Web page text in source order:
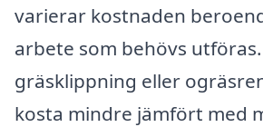
varierar kostnaden
arbete som behövs
gräsklippning eller
kosta mindre jämfört med